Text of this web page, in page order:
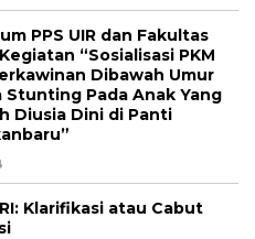
PPS UIR dan Fakultas
“Sosialisasi PKM
Dibawah Umur
Stunting Pada Anak Yang
Diusia Dini di Panti
Klarifikasi atau Cabut